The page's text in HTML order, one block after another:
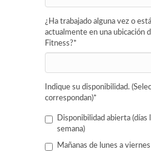
¿Ha trabajado alguna vez o
actualmente en una ubicación
Fitness?*
Indique su disponibilidad.
correspondan)*
Disponibilidad abierta (días
semana)
Mañanas de lunes a viernes